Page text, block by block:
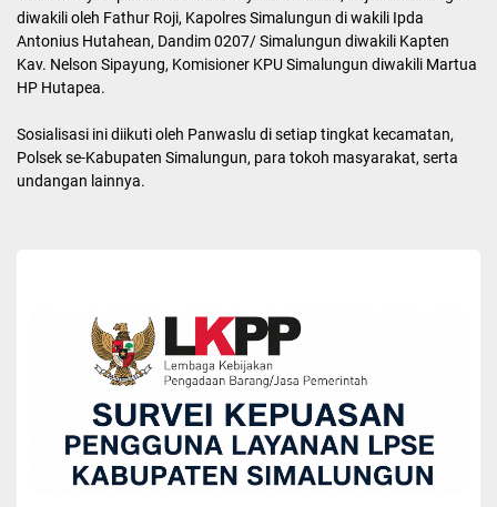
“Sebenarnya ini merupakan tahapan dan upaya pencegahan dari
Bawaslu, mudah-mudahan dengan pemetaan kerawanan, bisa
terwujud Pilkada yang damai,”ujar Abdillah.
dini ini, pihaknya akan tetap melakukan pencegahan terhadap
kampaye pasangan calon hingga selesainya pelaksanaan Pilkada
Serentak tahun ini, baik pelanggaran kode etik, intimidasi, serta
damai,”ucapnya.
Turut menyampaikan sambutannya antara lain, Kejari Simalungun
diwakili oleh Fathur Roji, Kapolres Simalungun di wakili Ipda
Antonius Hutahean, Dandim 0207/ Simalungun diwakili Kapten
Kav. Nelson Sipayung, Komisioner KPU Simalungun diwakili Martua
HP Hutapea.